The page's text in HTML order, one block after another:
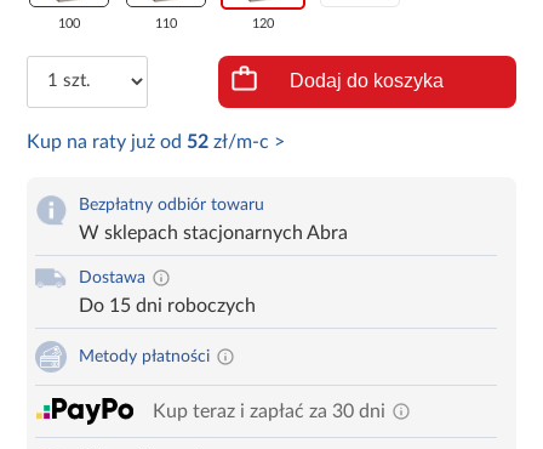
100 110 120
Dodaj do koszyka
Kup na raty już od 52 zł/m-c >
Bezpłatny odbiór towaru
W sklepach stacjonarnych Abra
Dostawa
Do 15 dni roboczych
Metody płatności
Kup teraz i zapłać za 30 dni